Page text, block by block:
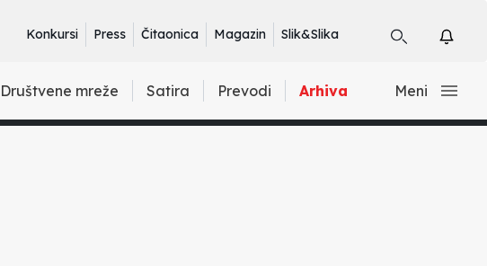
Konkursi Press Čitaonica Magazin Slik&Slika
Društvene mreže Satira Prevodi Arhiva Meni